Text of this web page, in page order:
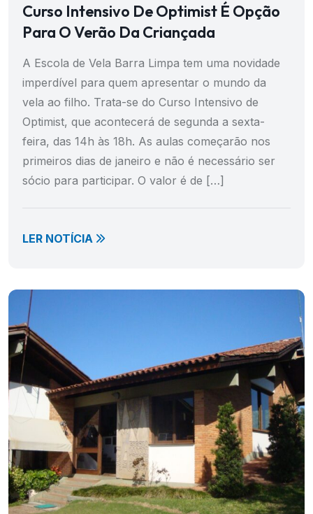
Curso Intensivo De Optimist É Opção
Para O Verão Da Criançada
A Escola de Vela Barra Limpa tem uma novidade
imperdível para quem apresentar o mundo da
vela ao filho. Trata-se do Curso Intensivo de
Optimist, que acontecerá de segunda a sexta-
feira, das 14h às 18h. As aulas começarão nos
primeiros dias de janeiro e não é necessário ser
sócio para participar. O valor é de […]
LER NOTÍCIA